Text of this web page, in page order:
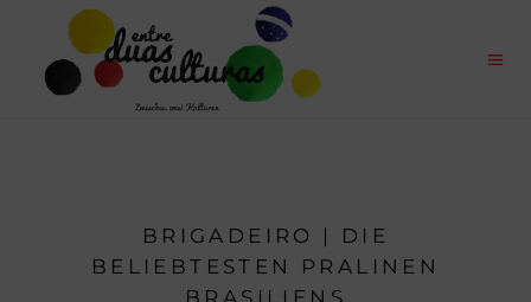
BRIGADEIRO | DIE
BELIEBTESTEN PRALINEN
BRASILIENS